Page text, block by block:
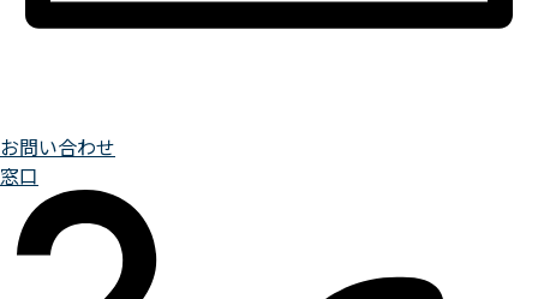
お問い合わせ
窓口